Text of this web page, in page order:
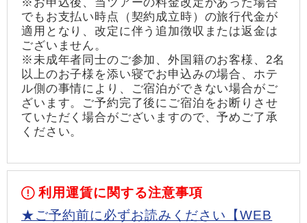
でもお支払い時点（契約成立時）の旅行代金が
適用となり、改定に伴う追加徴収または返金は
ございません。
※未成年者同士のご参加、外国籍のお客様、2名
以上のお子様を添い寝でお申込みの場合、ホテ
ル側の事情により、ご宿泊ができない場合がご
ざいます。ご予約完了後にご宿泊をお断りさせ
ていただく場合がございますので、予めご了承
ください。
利用運賃に関する注意事項
★ご予約前に必ずお読みください【WEB